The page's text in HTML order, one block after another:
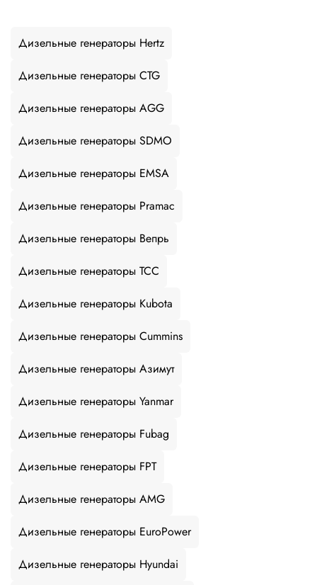
Дизельные генераторы Hertz
Дизельные генераторы CTG
Дизельные генераторы AGG
Дизельные генераторы SDMO
Дизельные генераторы EMSA
Дизельные генераторы Pramac
Дизельные генераторы Вепрь
Дизельные генераторы ТСС
Дизельные генераторы Kubota
Дизельные генераторы Cummins
Дизельные генераторы Азимут
Дизельные генераторы Yanmar
Дизельные генераторы Fubag
Дизельные генераторы FPT
Дизельные генераторы AMG
Дизельные генераторы EuroPower
Дизельные генераторы Hyundai